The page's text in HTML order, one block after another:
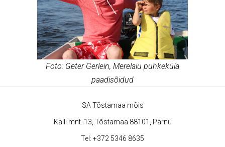
Foto: Geter Gerlein, Merelaiu puhkeküla
paadisõidud
SA Tõstamaa mõis
Kalli mnt. 13, Tõstamaa 88101, Pärnu
Tel: +372 5346 8635